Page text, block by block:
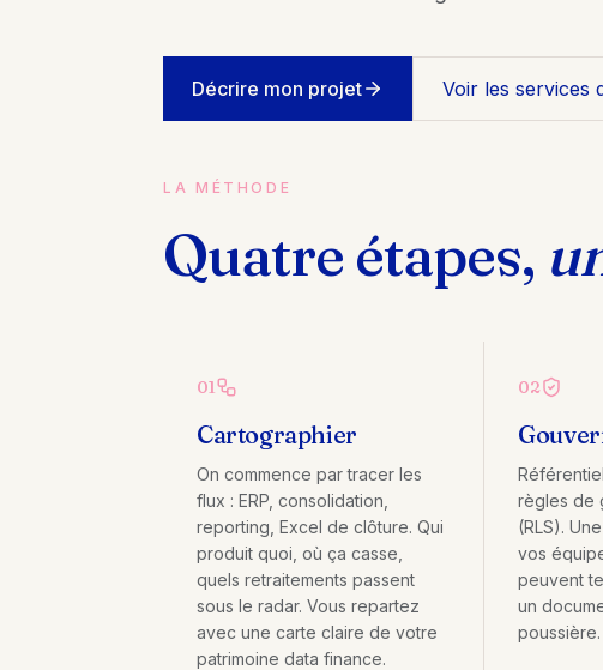
Décrire mon projet Voir les services
LA MÉTHODE
Quatre étapes,
01
Cartographier
On commence par tracer les
flux : ERP, consolidation,
reporting, Excel de clôture. Qui
produit quoi, où ça casse,
quels retraitements passent
sous le radar. Vous repartez
avec une carte claire de votre
patrimoine data finance.
02
règles de
(RLS).
vos
peuvent
un
poussière.